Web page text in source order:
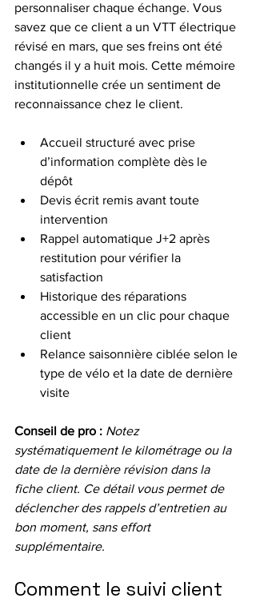
personnaliser chaque échange. Vous
savez que ce client a un VTT électrique
révisé en mars, que ses freins ont été
changés il y a huit mois. Cette mémoire
institutionnelle crée un sentiment de
reconnaissance chez le client.
Accueil structuré avec prise
d’information complète dès le
dépôt
Devis écrit remis avant toute
intervention
Rappel automatique J+2 après
restitution pour vérifier la
satisfaction
Historique des réparations
accessible en un clic pour chaque
client
Relance saisonnière ciblée selon le
type de vélo et la date de dernière
visite
Conseil de pro : Notez
systématiquement le kilométrage ou la
date de la dernière révision dans la
fiche client. Ce détail vous permet de
déclencher des rappels d’entretien au
bon moment, sans effort
supplémentaire.
Comment le suivi client